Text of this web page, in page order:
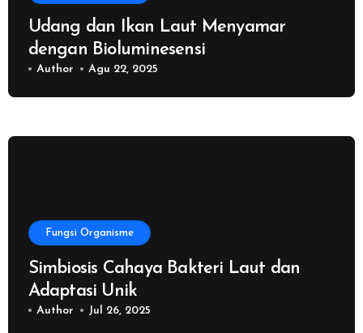
Udang dan Ikan Laut Menyamar
dengan Bioluminesensi
Author Agu 22, 2025
Fungsi Organisme
Simbiosis Cahaya Bakteri Laut dan
Adaptasi Unik
Author Jul 26, 2025